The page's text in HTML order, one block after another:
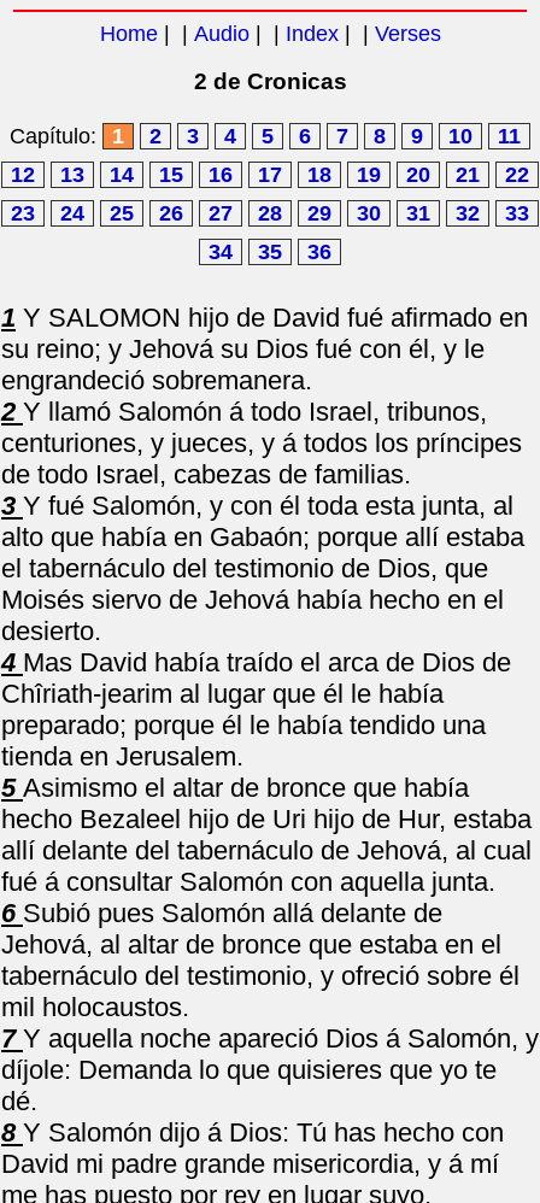
Home| | Audio| | Index| | Verses
2 de Cronicas
Capítulo: 1 2 3 4 5 6 7 8 9 10
11
12
13 14 15 16 17 18 19 20 21
22
23
24 25 26 27 28 29 30 31 32
33
34
35 36
1 Y SALOMON hijo de David fué afirmado en
su reino; y Jehová su Dios fué con él, y le
engrandeció sobremanera.
2 Y llamó Salomón á todo Israel, tribunos,
centuriones, y jueces, y á todos los príncipes
de todo Israel, cabezas de familias.
3 Y fué Salomón, y con él toda esta junta, al
alto que había en Gabaón; porque allí estaba
el tabernáculo del testimonio de Dios, que
Moisés siervo de Jehová había hecho en el
desierto.
4 Mas David había traído el arca de Dios de
Chîriath-jearim al lugar que él le había
preparado; porque él le había tendido una
tienda en Jerusalem.
5 Asimismo el altar de bronce que había
hecho Bezaleel hijo de Uri hijo de Hur, estaba
allí delante del tabernáculo de Jehová, al cual
fué á consultar Salomón con aquella junta.
6 Subió pues Salomón allá delante de
Jehová, al altar de bronce que estaba en el
tabernáculo del testimonio, y ofreció sobre él
mil holocaustos.
7 Y aquella noche apareció Dios á Salomón, y
díjole: Demanda lo que quisieres que yo te
dé.
8 Y Salomón dijo á Dios: Tú has hecho con
David mi padre grande misericordia, y á mí
me has puesto por rey en lugar suyo.